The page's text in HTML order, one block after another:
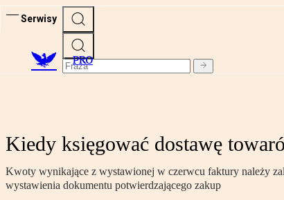
Serwisy
PRO
Kiedy księgować dostawę
Kwoty wynikające z wystawionej w czerwcu faktury należy
wystawienia dokumentu potwierdzającego zakup